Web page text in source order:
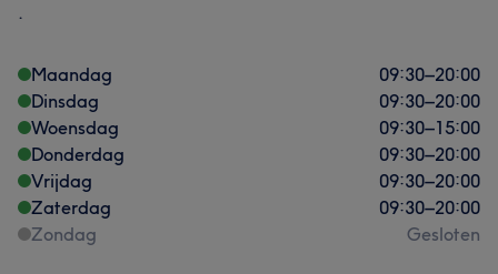
.
Maandag 09:30–20:00
Dinsdag
09:30–20:00
Woensdag
09:30–15:00
Donderdag
09:30–20:00
Vrijdag
09:30–20:00
Zaterdag
09:30–20:00
Zondag
Gesloten